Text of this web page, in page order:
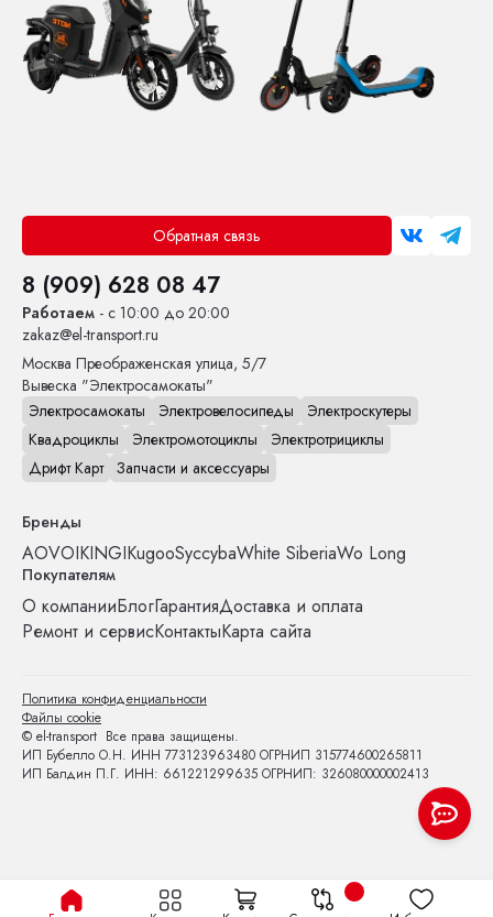
Обратная связь
8 (909) 628 08 47
Работаем - с 10:00 до 20:00
zakaz@el-transport.ru
Москва Преображенская улица, 5/7
Вывеска "Электросамокаты"
Электросамокаты
Электровелосипеды
Электроскутеры
Квадроциклы
Электромотоциклы
Электротрициклы
Дрифт Карт Запчасти и аксессуары
Бренды
AOVOIKINGIKugooSyccybaWhite SiberiaWo Long
Покупателям
О компанииБлогГарантияДоставка и оплата
Ремонт и сервисКонтактыКарта сайта
© el-transport Все права защищены.
ИП Бубелло О.Н. ИНН 773123963480 ОГРНИП 315774600265811
ИП Балдин П.Г. ИНН: 661221299635 ОГРНИП: 326080000002413
Политика конфиденциальности
Файлы cookie